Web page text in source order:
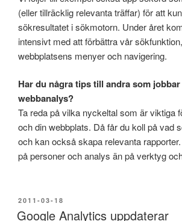
(eller tillräcklig relevanta träffar) för att
sökresultatet i sökmotorn. Under året
intensivt med att förbättra vår
webbplatsens menyer och navigering.
Har du några tips till andra som
webbanalys?
Ta reda på vilka nyckeltal som är viktiga
och din webbplats. Då får du koll på vad
och kan också skapa relevanta
på personer och analys än på verktyg
PUBLICERAT
2011-03-18
Google Analytics uppdaterar